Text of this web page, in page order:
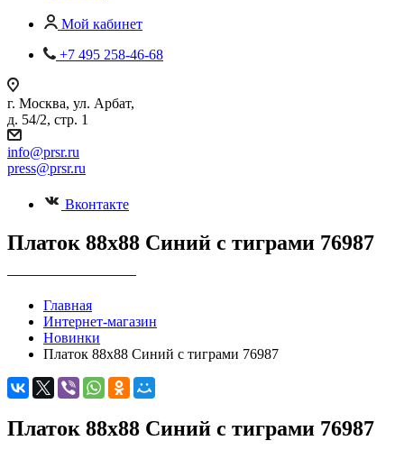
Мой кабинет
+7 495 258-46-68
г. Москва, ул. Арбат,
д. 54/2, стр. 1
info@prsr.ru
press@prsr.ru
Вконтакте
Платок 88х88 Синий с тиграми 76987
Главная
Интернет-магазин
Новинки
Платок 88х88 Синий с тиграми 76987
Платок 88х88 Синий с тиграми 76987